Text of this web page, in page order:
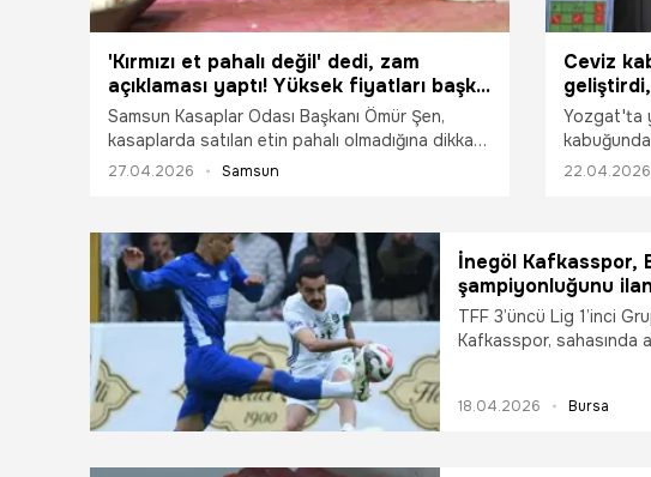
'Kırmızı et pahalı değil' dedi, zam
açıklaması yaptı! Yüksek fiyatları başka
nedene bağladı
Samsun Kasaplar Odası Başkanı Ömür Şen,
kasaplarda satılan etin pahalı olmadığına dikkat
çekerek, asıl fiyat algısının lokantalardaki ürünler
mevcut fiyatların korunacağını ifade etti.
27.04.2026 Samsun
Ceviz
var
Yozgat'ta
geliştirerek
dönüşümün
22.04.2026
İnegöl Kafkasspor,
şampiyonluğunu
TFF 3’üncü Lig 1’inci
Kafkasspor, sahasında
18.04.2026 Bursa